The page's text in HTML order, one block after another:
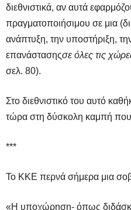
διεθνιστικά, αν αυτά
πραγματοποιήσιμου σε μια
ανάπτυξη, την υποστήριξη,
επανάστασηςσε όλες τις
σελ. 80).
Στο διεθνιστικό του αυτό
τώρα στη δύσκολη καμπή
***
Το ΚΚΕ περνά σήμερα μια
«Η υποχώρηση- όπως